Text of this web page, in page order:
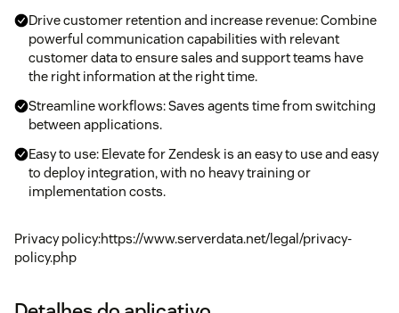
Drive customer retention and increase revenue: Combine
powerful communication capabilities with relevant
customer data to ensure sales and support teams have
the right information at the right time.
Streamline workflows: Saves agents time from switching
between applications.
Easy to use: Elevate for Zendesk is an easy to use and easy
to deploy integration, with no heavy training or
implementation costs.
Privacy policy:https://www.serverdata.net/legal/privacy-
policy.php